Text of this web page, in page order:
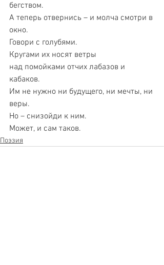
бегством.
А теперь отвернись – и молча смотри в
окно.
Говори с голубями.
Кругами их носят ветры
над помойками отчих лабазов и
кабаков.
Им не нужно ни будущего, ни мечты, ни
веры.
Но – снизойди к ним.
Может, и сам таков.
Поэзия